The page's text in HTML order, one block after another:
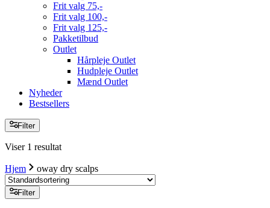
Frit valg 75,-
Frit valg 100,-
Frit valg 125,-
Pakketilbud
Outlet
Hårpleje Outlet
Hudpleje Outlet
Mænd Outlet
Nyheder
Bestsellers
Filter
Viser 1 resultat
Hjem oway dry scalps
Filter